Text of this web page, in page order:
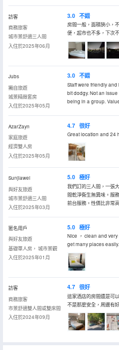
訪客
商務旅客
城市景舒適三人間
入住於2025年06月
3.0 不錯
房間一般，面積狹小，
便，超市也不多，下次
Jubs
獨自旅遊
城景精緻套房
入住於2025年05月
3.0 不錯
Staff were friendly
bit dodgy. Not an
being in a group.
AzarZayn
家庭旅遊
經濟雙人房
入住於2025年05月
4.7 很好
Great location and 24
Sunjiawei
與好友旅遊
城市景舒適三人間
入住於2025年03月
5.0 極好
我們訂的三人間，一張
間乾淨衞生無異味。服
前台服務。性價比非常
匿名用戶
與好友旅遊
基礎單人房， 城市景觀
入住於2025年01月
5.0 極好
Nice ， clean and
get many places easily.
訪客
商務旅客
市景舒適雙人間或雙床間
入住於2024年09月
4.7 很好
這家酒店的房間還是可
不是那麼安全，周邊有